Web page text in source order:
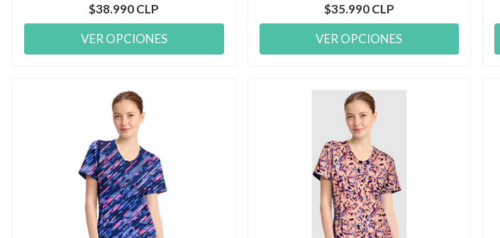
$38.990 CLP
VER OPCIONES
$35.990 CLP
VER OPCIONES